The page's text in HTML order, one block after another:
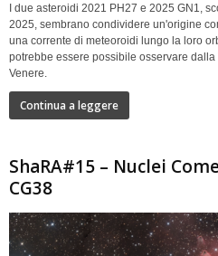
I due asteroidi 2021 PH27 e 2025 GN1,
2025, sembrano condividere un'origine
una corrente di meteoroidi lungo la loro
potrebbe essere possibile osservare
Venere.
Continua a leggere
ShaRA#15 – Nuclei
CG38